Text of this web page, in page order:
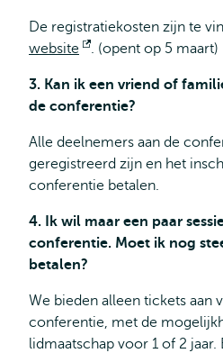
De registratiekosten zijn te
website
Opent
. (opent op 5 maart)
3. Kan ik een vriend of
de conferentie?
Alle deelnemers aan de
geregistreerd zijn en het
conferentie betalen.
4. Ik wil maar een paar
conferentie. Moet ik nog
betalen?
We bieden alleen tickets aan
conferentie, met de
lidmaatschap voor 1 of 2